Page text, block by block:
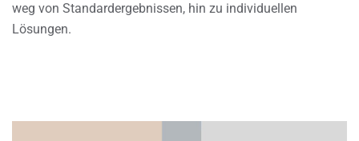
weg von Standardergebnissen, hin zu individuellen
Lösungen.